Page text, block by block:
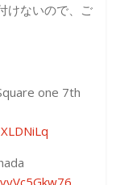
けないので、ご
one 7th